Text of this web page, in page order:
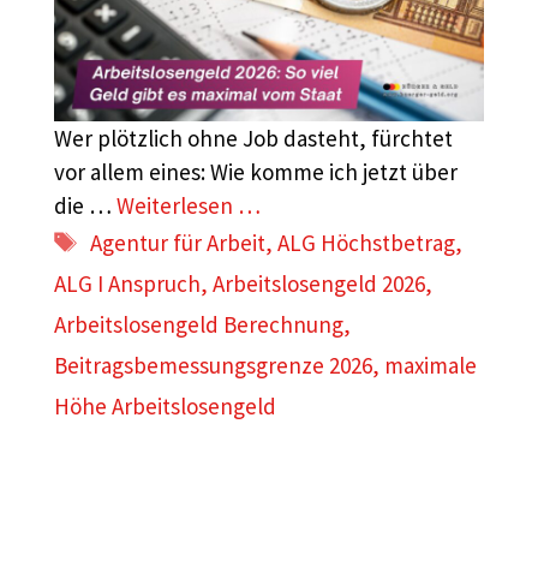
Wer plötzlich ohne Job dasteht, fürchtet
vor allem eines: Wie komme ich jetzt über
die … Weiterlesen …
Schlagwörter
Agentur für Arbeit,ALG Höchstbetrag,
ALG I Anspruch, Arbeitslosengeld 2026,
Arbeitslosengeld Berechnung,
Beitragsbemessungsgrenze 2026, maximale
Höhe Arbeitslosengeld